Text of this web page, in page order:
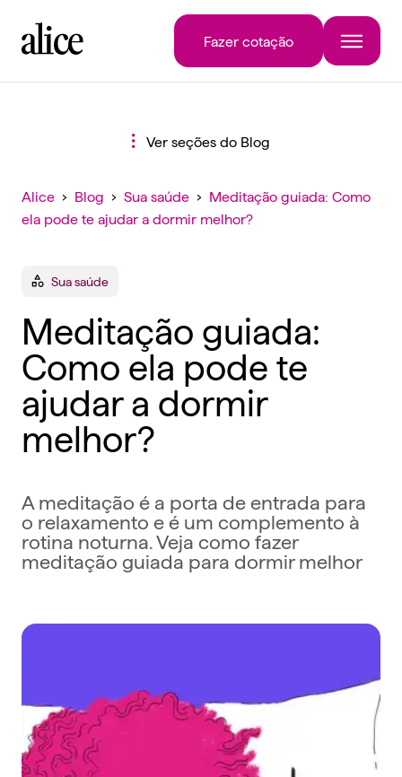
Fazer cotação
Ver seções do Blog
Alice › Blog › Sua saúde › Meditação guiada: Como
ela pode te ajudar a dormir melhor?
Sua saúde
Meditação guiada:
Como ela pode te
ajudar a dormir
melhor?
A meditação é a porta de entrada para
o relaxamento e é um complemento à
rotina noturna. Veja como fazer
meditação guiada para dormir melhor